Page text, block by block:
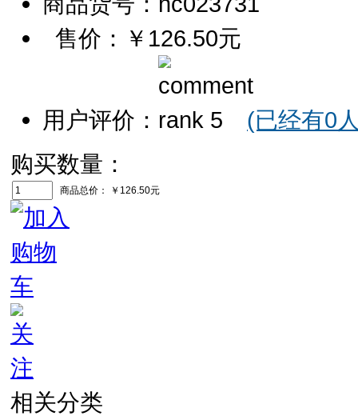
售价： ￥126.50元
用户评价：
(已经有0
购买数量：
商品总价： ￥126.50元
相关分类